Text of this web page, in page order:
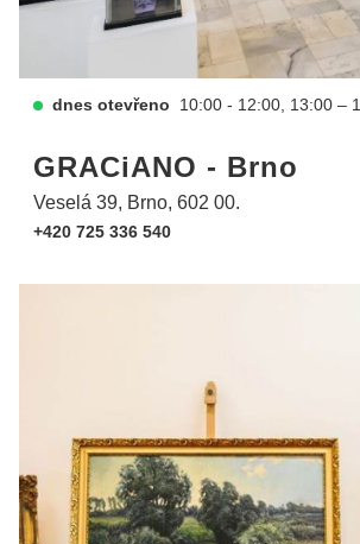
dnes otevřeno 10:00 - 12:00, 13:00 –
GRACiANO - Brno
Veselá 39, Brno, 602 00.
+420 725 336 540